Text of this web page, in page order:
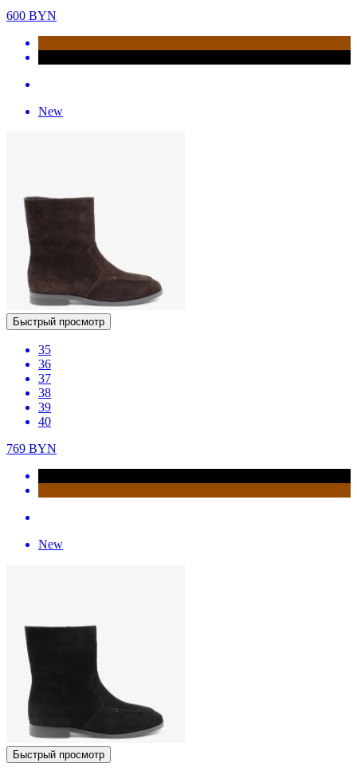
600 BYN
New
Быстрый просмотр
35
36
37
38
39
40
769 BYN
New
Быстрый просмотр